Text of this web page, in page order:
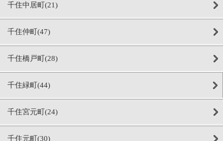
千住中居町(21)
千住仲町(47)
千住橋戸町(28)
千住緑町(44)
千住宮元町(24)
千住元町(30)